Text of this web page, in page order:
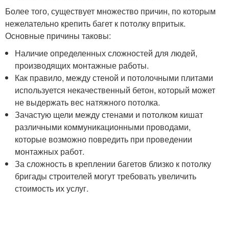
Более того, существует множество причин, по которым
нежелательно крепить багет к потолку впритык.
Основные причины таковы:
Наличие определенных сложностей для людей,
производящих монтажные работы.
Как правило, между стеной и потолочными плитами
используется некачественный бетон, который может
не выдержать вес натяжного потолка.
Зачастую щели между стенами и потолком кишат
различными коммуникационными проводами,
которые возможно повредить при проведении
монтажных работ.
За сложность в креплении багетов близко к потолку
бригады строителей могут требовать увеличить
стоимость их услуг.